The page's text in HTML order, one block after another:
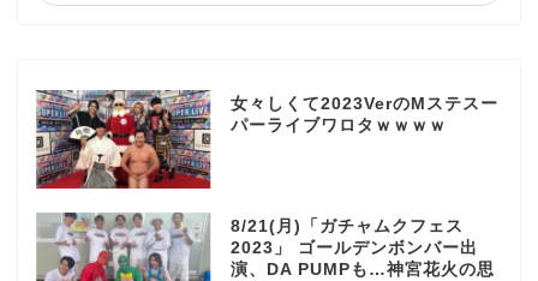
女々しくて2023VerのMステスー
パーライブワロタｗｗｗｗ
8/21(月)「ガチャムクフェス
2023」 ゴールデンボンバー出
演、DA PUMPも…神宮花火の思